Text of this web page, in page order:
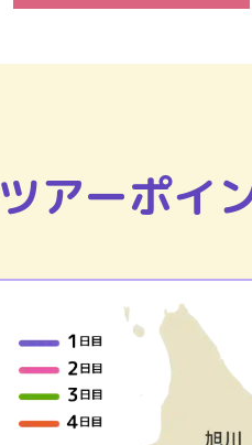
ツアーポイ